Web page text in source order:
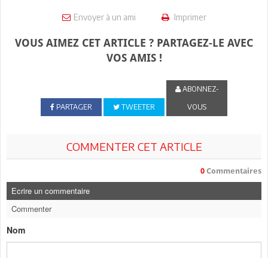
Envoyer à un ami Imprimer
VOUS AIMEZ CET ARTICLE ? PARTAGEZ-LE AVEC
VOS AMIS !
PARTAGER TWEETER
ABONNEZ-
VOUS
COMMENTER CET ARTICLE
0 Commentaires
Ecrire un commentaire
Commenter
Nom